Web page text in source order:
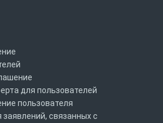
для пользователей
пользователя
связанных с